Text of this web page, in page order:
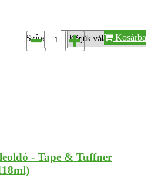
Színek*: Kosárba
- Tape & Tuffner